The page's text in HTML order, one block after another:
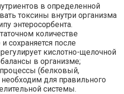
в определенной
токсины внутри организма
энтеросорбента.
количестве
сохраняется после
кислотно-щелочной
в организме;
(белковый,
для правильного
системы.